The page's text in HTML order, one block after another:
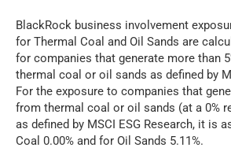
BlackRock business involvement
for Thermal Coal and Oil Sands are
for companies that generate more than
thermal coal or oil sands as defined by
For the exposure to companies that
from thermal coal or oil sands (at a 0%
as defined by MSCI ESG Research, it is
Coal 0.00% and for Oil Sands 5.11%.